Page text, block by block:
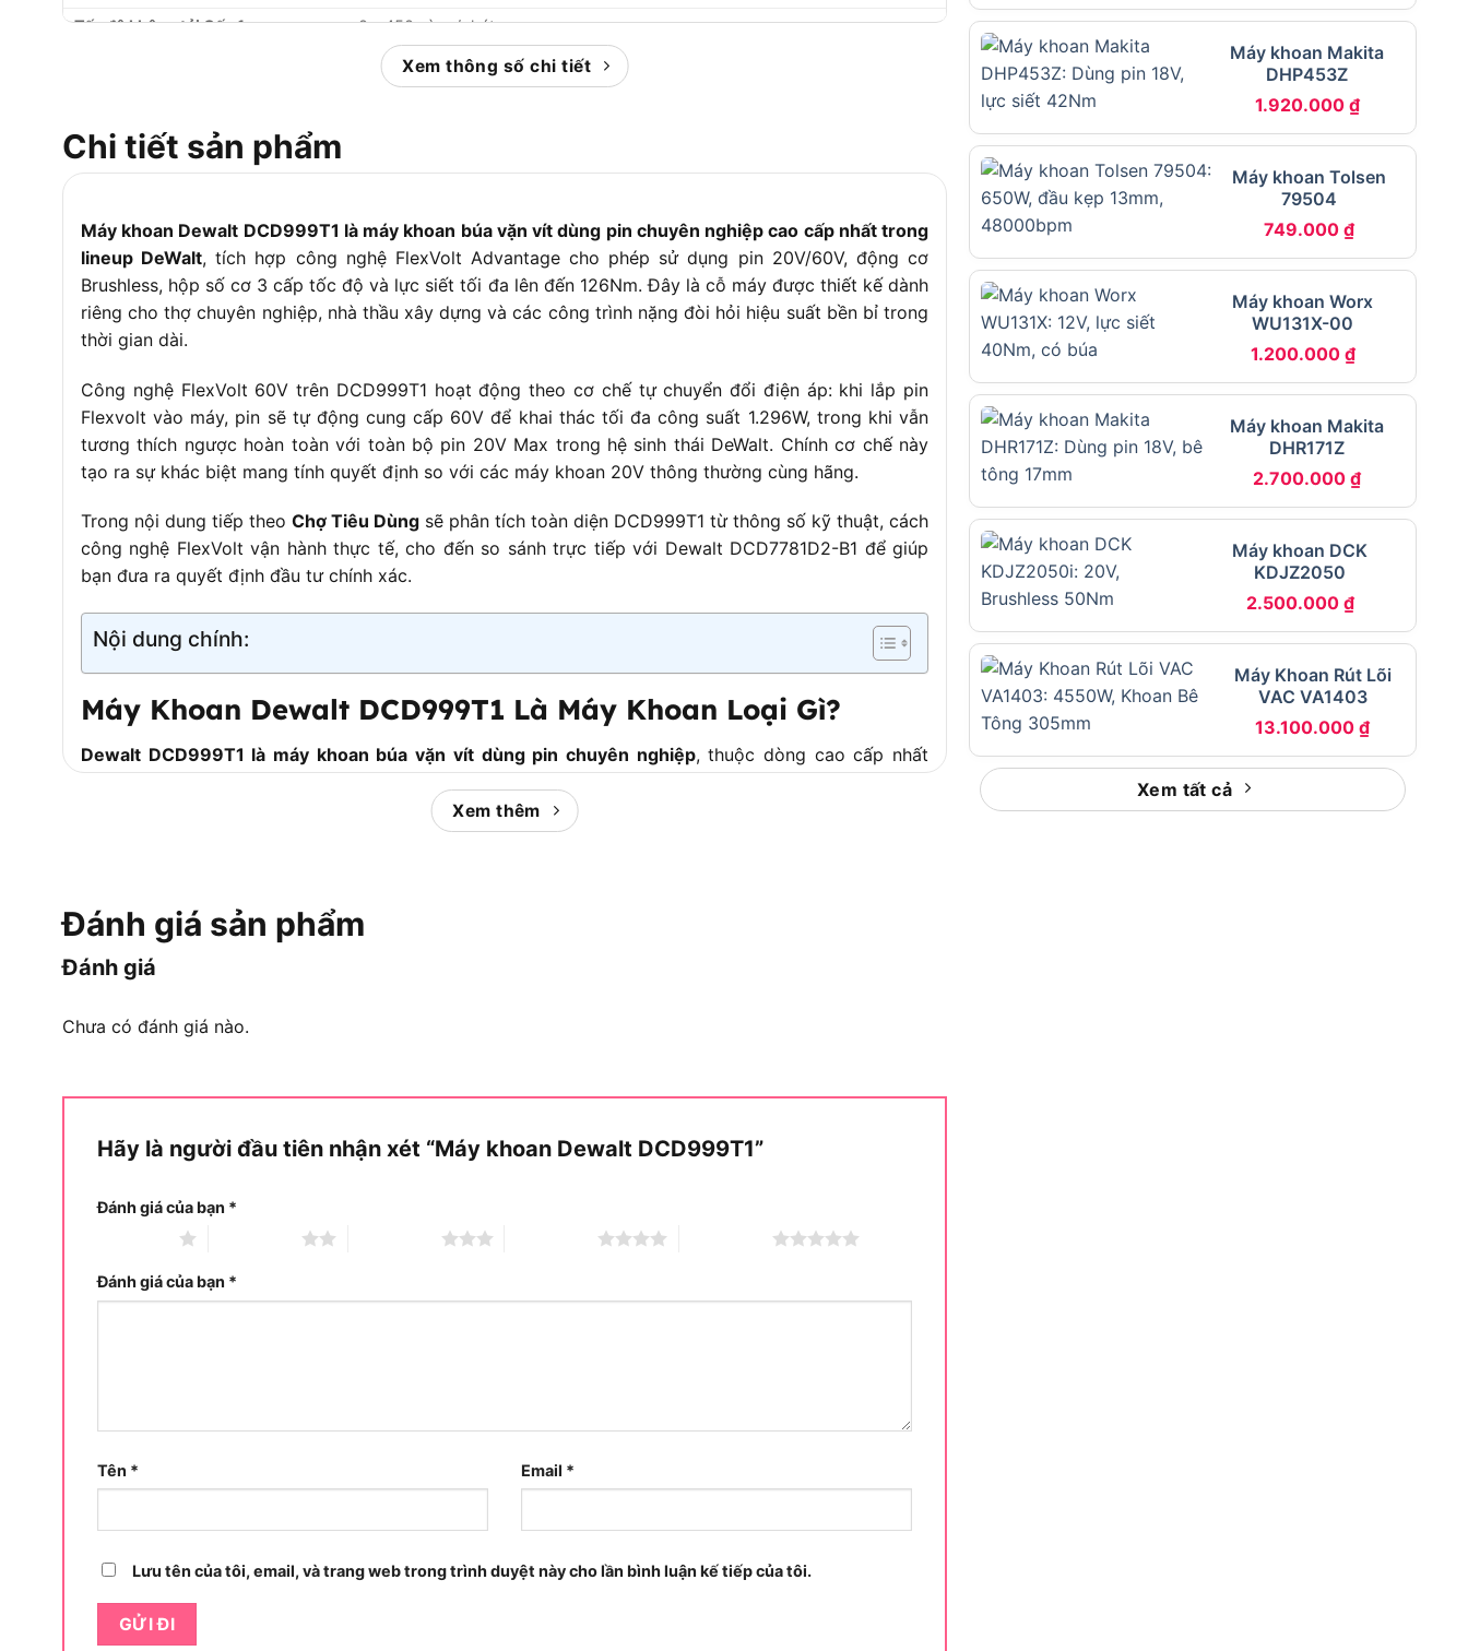
Tốc độ không tải Cấp 1
0 – 450 vòng/phút
0 – 1.300 vòng/phút
Tốc độ đập Cấp 1
Tốc độ đập Cấp 2
0 – 25.500 lần/phút
Đầu kẹp
13mm, kim loại tự động
Hộp số
Cơ 3 cấp tốc độ
Khoan gỗ tối đa
55 mm
Khoan kim loại tối đa
Khoan tường gạch tối đa
13 mm
Trọng lượng thân máy
1,61 kg (không bao gồm pin)
Phụ kiện bộ T1
1 pin FlexVolt 20V/60V 6.0Ah, 1 sạc nhanh, 1 túi xách/vali
Xem thông số chi tiết
Chi tiết sản phẩm
Máy khoan Dewalt DCD999T1 là máy khoan búa vặn vít dùng pin chuyên nghiệp cao cấp nhất trong
lineup DeWalt, tích hợp công nghệ FlexVolt Advantage cho phép sử dụng pin 20V/60V, động cơ
Brushless, hộp số cơ 3 cấp tốc độ và lực siết tối đa lên đến 126Nm. Đây là cỗ máy được thiết kế dành
riêng cho thợ chuyên nghiệp, nhà thầu xây dựng và các công trình nặng đòi hỏi hiệu suất bền bỉ trong
thời gian dài.
Công nghệ FlexVolt 60V trên DCD999T1 hoạt động theo cơ chế tự chuyển đổi điện áp: khi lắp pin
Flexvolt vào máy, pin sẽ tự động cung cấp 60V để khai thác tối đa công suất 1.296W, trong khi vẫn
tương thích ngược hoàn toàn với toàn bộ pin 20V Max trong hệ sinh thái DeWalt. Chính cơ chế này
tạo ra sự khác biệt mang tính quyết định so với các máy khoan 20V thông thường cùng hãng.
Trong nội dung tiếp theo Chợ Tiêu Dùng sẽ phân tích toàn diện DCD999T1 từ thông số kỹ thuật, cách
công nghệ FlexVolt vận hành thực tế, cho đến so sánh trực tiếp với Dewalt DCD7781D2-B1 để giúp
bạn đưa ra quyết định đầu tư chính xác.
Nội dung chính:
Máy Khoan Dewalt DCD999T1 Là Máy Khoan Loại Gì?
Dewalt DCD999T1 là máy khoan búa vặn vít dùng pin chuyên nghiệp, thuộc dòng cao cấp nhất
Thông Số Kỹ Thuật Chi Tiết Của Dewalt DCD999T1 Là Gì?
Dewalt DCD999T1 sở hữu bộ thông số kỹ thuật vượt trội so với phần lớn máy khoan pin cầm tay trên
thông số kỹ thuật gốc của DCD999T1, bao gồm nguồn điện, hiệu suất, khả năng khoan và phụ kiện
Xem thêm
Đánh giá sản phẩm
Đánh giá
Chưa có đánh giá nào.
Hãy là người đầu tiên nhận xét “Máy khoan Dewalt DCD999T1”
Đánh giá của bạn *
Đánh giá của bạn *
Tên * Email *
Lưu tên của tôi, email, và trang web trong trình duyệt này cho lần bình luận kế tiếp của tôi.
Máy khoan Makita
DHP453Z
1.920.000 ₫
Máy khoan Tolsen
79504
749.000 ₫
Máy khoan Worx
WU131X-00
1.200.000 ₫
Máy khoan Makita
DHR171Z
2.700.000 ₫
Máy khoan DCK
KDJZ2050
2.500.000 ₫
Máy Khoan Rút Lõi
VAC VA1403
13.100.000₫
Xem tất cả